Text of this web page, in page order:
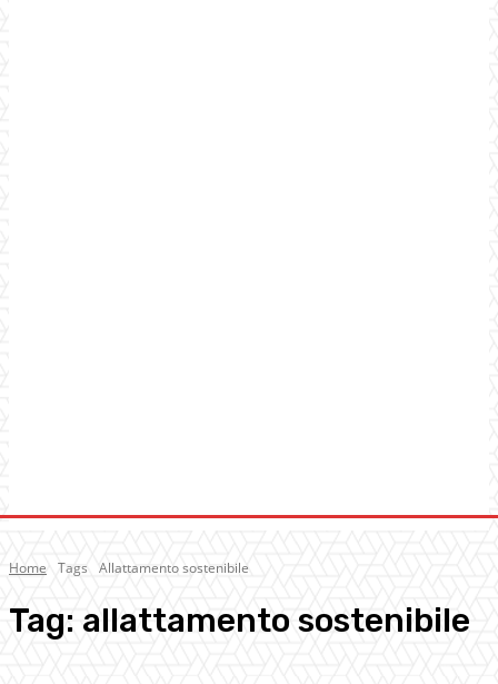
Home Tags Allattamento sostenibile
Tag: allattamento sostenibile